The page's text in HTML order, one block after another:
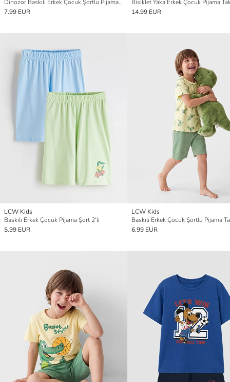
Dinozor Baskılı Erkek Çocuk Şortlu Pijama Takımı
7.99 EUR
Bisiklet Yaka Erkek Çocuk Pijama
14.99 EUR
LCW Kids
Baskılı Erkek Çocuk Pijama Şort 2'li
5.99 EUR
LCW Kids
Baskılı Erkek Çocuk Şortlu Pijama
6.99 EUR